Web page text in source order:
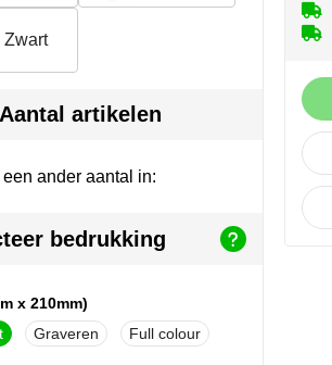
Zwart
artikelen
ander aantal in:
bedrukking
x 210mm)
Graveren Full colour